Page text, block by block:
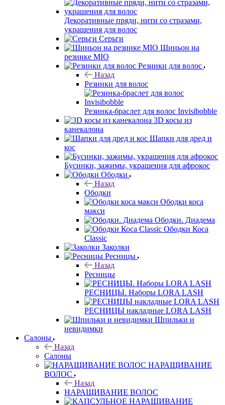
Декоративные пряди, нити со стразами,
украшения для волос
Серьги
Шиньон на
резинке MIO
Резинки для волос
Назад
Резинки для волос
Резинка-браслет для волос Invisibobble
3D косы из
канекалона
Шапки для дред и
кос
Бусинки, зажимы, украшения для афрокос
Ободки
Назад
Ободки
Ободки коса
макси
Ободки. Диадема
Ободки Коса
Classic
Заколки
Ресницы
Назад
Ресницы
РЕСНИЦЫ. Наборы LORA LASH
РЕСНИЦЫ накладные LORA LASH
Шпильки и
невидимки
Салоны
Назад
Салоны
НАРАЩИВАНИЕ
ВОЛОС
Назад
НАРАЩИВАНИЕ ВОЛОС